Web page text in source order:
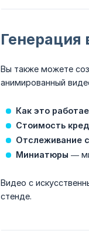
Вы также можете
анимированный
Как это
Стоимость
Отслеживание
Миниатюры —
Видео с
стенде.